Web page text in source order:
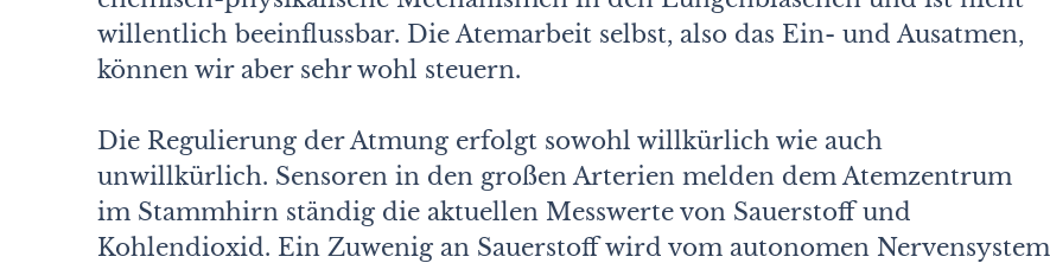
willentlich beeinflussbar. Die Atemarbeit selbst, also das Ein- und Ausatmen,
können wir aber sehr wohl steuern.
Die Regulierung der Atmung erfolgt sowohl willkürlich wie auch
unwillkürlich. Sensoren in den großen Arterien melden dem Atemzentrum
im Stammhirn ständig die aktuellen Messwerte von Sauerstoff und
Kohlendioxid. Ein Zuwenig an Sauerstoff wird vom autonomen Nervensystem